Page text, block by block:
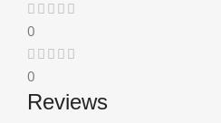
0
0
Reviews